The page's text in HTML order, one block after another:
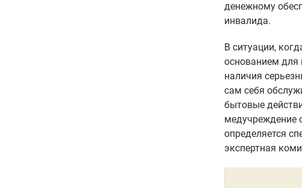
денежному
инвалида.
В ситуации,
основанием для
наличия
сам себя
бытовые
медучреждение
определяется
экспертная